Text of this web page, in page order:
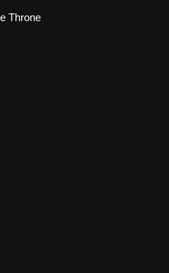
Throne